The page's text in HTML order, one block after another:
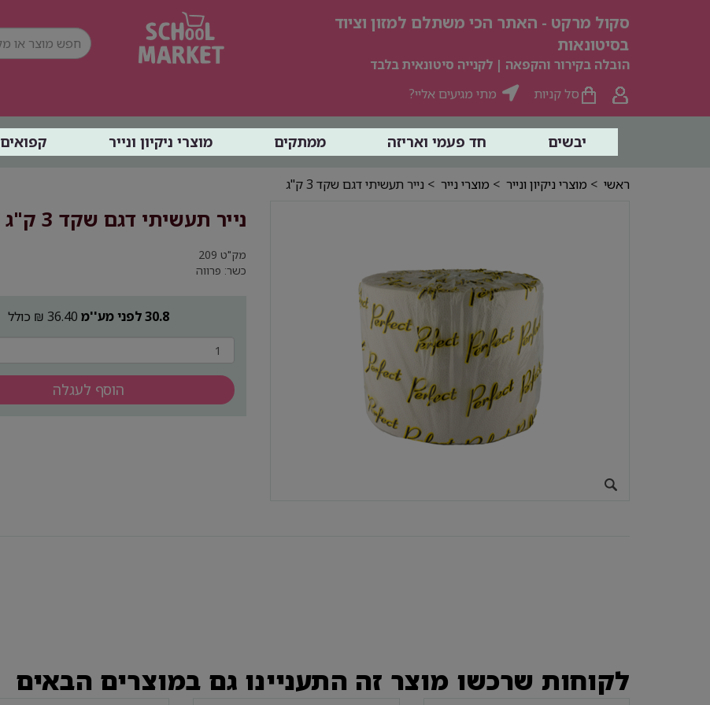
סקול מרקט - האתר הכי משתלם למזון וציוד
בסיטונאות
הובלה בקירור והקפאה | לקנייה סיטונאית בלבד
סל קניות
מתי מגיעים אליי?
יבשים חד פעמי ואריזה ממתקים מוצרי ניקיון ונייר קפואים
ראשי > מוצרי ניקיון ונייר > מוצרי נייר > נייר תעשיתי דגם שקד 3 ק"ג
נייר תעשיתי דגם שקד 3 ק"ג
מק"ט 209
כשר: פרווה
30.8 לפני מע''מ 36.40 ₪ כולל
הוסף לעגלה
לקוחות שרכשו מוצר זה התעניינו גם במוצרים הבאים